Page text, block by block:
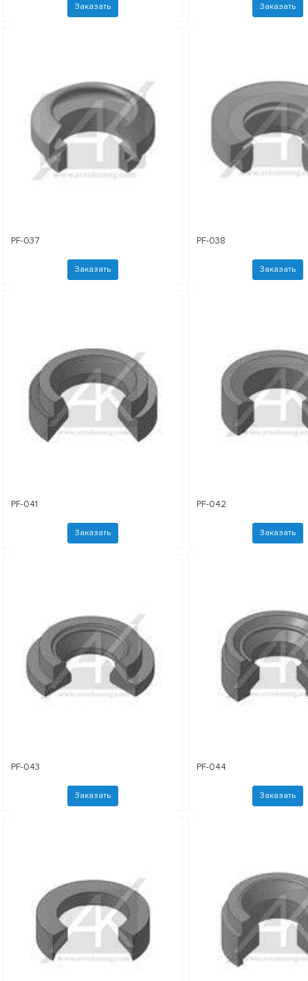
Заказать Заказать
PF-037
Заказать
PF-038
Заказать
PF-041
Заказать
PF-042
Заказать
PF-043
Заказать
PF-044
Заказать